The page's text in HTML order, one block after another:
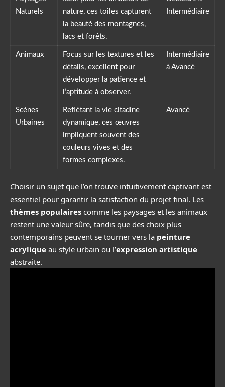
Naturels
nature, ces toiles capturent
la beauté des montagnes,
lacs et forêts.
Intermédiaire
Animaux
Focus sur les textures et les
détails, excellent pour
développer la patience et
l’aptitude à observer.
Intermédiaire
à Avancé
Scènes
Urbaines
Reflétant la vie citadine
dynamique, ces œuvres
impliquent souvent des
couleurs vives et des
formes complexes.
Avancé
Choisir un sujet que l’on trouve intuitivement captivant est
essentiel pour garantir la satisfaction du projet final. Les
thèmes populaires comme les paysages et les animaux
restent une valeur sûre, tandis que des choix plus
contemporains peuvent se tourner vers la peinture
acrylique au style urbain ou l’expression artistique
abstraite.